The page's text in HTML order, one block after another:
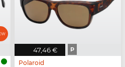
47,46 € P
Polaroid